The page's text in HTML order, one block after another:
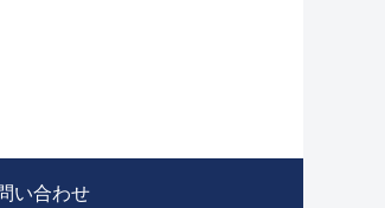
い合わせ